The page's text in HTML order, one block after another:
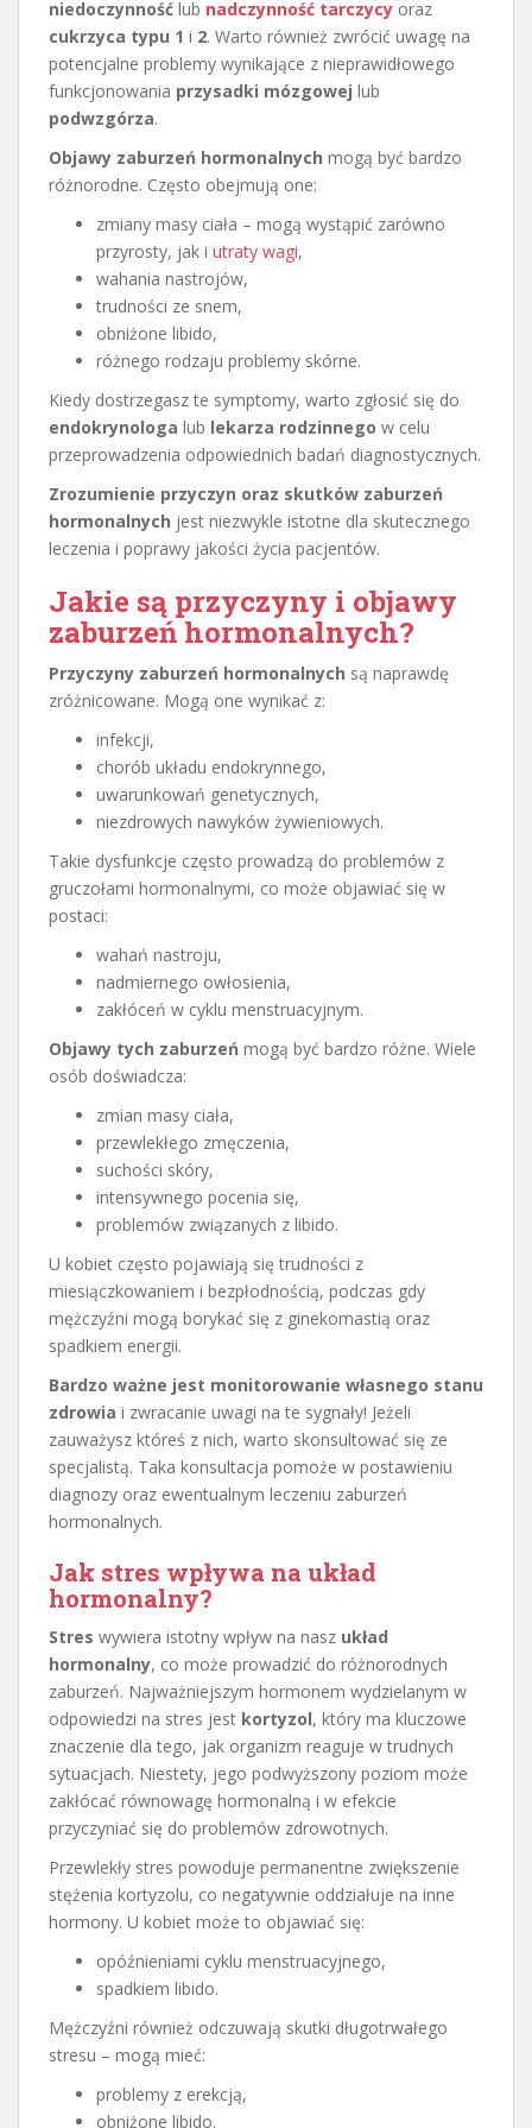
niedoczynność lub nadczynność tarczycy oraz
cukrzyca typu 1 i 2. Warto również zwrócić uwagę na
potencjalne problemy wynikające z nieprawidłowego
funkcjonowania przysadki mózgowej lub
podwzgórza.
Objawy zaburzeń hormonalnych mogą być bardzo
różnorodne. Często obejmują one:
zmiany masy ciała – mogą wystąpić zarówno
przyrosty, jak i utraty wagi,
wahania nastrojów,
trudności ze snem,
obniżone libido,
różnego rodzaju problemy skórne.
Kiedy dostrzegasz te symptomy, warto zgłosić się do
endokrynologa lub lekarza rodzinnego w celu
przeprowadzenia odpowiednich badań diagnostycznych.
Zrozumienie przyczyn oraz skutków zaburzeń
hormonalnych jest niezwykle istotne dla skutecznego
leczenia i poprawy jakości życia pacjentów.
Jakie są przyczyny i objawy
zaburzeń hormonalnych?
Przyczyny zaburzeń hormonalnych są naprawdę
zróżnicowane. Mogą one wynikać z:
infekcji,
chorób układu endokrynnego,
uwarunkowań genetycznych,
niezdrowych nawyków żywieniowych.
Takie dysfunkcje często prowadzą do problemów z
gruczołami hormonalnymi, co może objawiać się w
postaci:
wahań nastroju,
nadmiernego owłosienia,
zakłóceń w cyklu menstruacyjnym.
Objawy tych zaburzeń mogą być bardzo różne. Wiele
osób doświadcza:
zmian masy ciała,
przewlekłego zmęczenia,
suchości skóry,
intensywnego pocenia się,
problemów związanych z libido.
U kobiet często pojawiają się trudności z
miesiączkowaniem i bezpłodnością, podczas gdy
mężczyźni mogą borykać się z ginekomastią oraz
spadkiem energii.
Bardzo ważne jest monitorowanie własnego stanu
zdrowia i zwracanie uwagi na te sygnały! Jeżeli
zauważysz któreś z nich, warto skonsultować się ze
specjalistą. Taka konsultacja pomoże w postawieniu
diagnozy oraz ewentualnym leczeniu zaburzeń
hormonalnych.
Jak stres wpływa na układ
hormonalny?
Stres wywiera istotny wpływ na nasz układ
hormonalny, co może prowadzić do różnorodnych
zaburzeń. Najważniejszym hormonem wydzielanym w
odpowiedzi na stres jest kortyzol, który ma kluczowe
znaczenie dla tego, jak organizm reaguje w trudnych
sytuacjach. Niestety, jego podwyższony poziom może
zakłócać równowagę hormonalną i w efekcie
przyczyniać się do problemów zdrowotnych.
Przewlekły stres powoduje permanentne zwiększenie
stężenia kortyzolu, co negatywnie oddziałuje na inne
hormony. U kobiet może to objawiać się:
opóźnieniami cyklu menstruacyjnego,
spadkiem libido.
Mężczyźni również odczuwają skutki długotrwałego
stresu – mogą mieć:
problemy z erekcją,
obniżone libido.